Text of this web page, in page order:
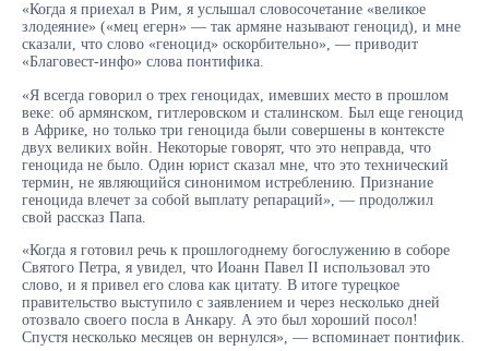
«Когда я приехал в Рим, я услышал словосочетание «великое
злодеяние» («мец егерн» — так армяне называют геноцид), и мне
сказали, что слово «геноцид» оскорбительно», — приводит
«Благовест-инфо» слова понтифика.
«Я всегда говорил о трех геноцидах, имевших место в прошлом
веке: об армянском, гитлеровском и сталинском. Был еще геноцид
в Африке, но только три геноцида были совершены в контексте
двух великих войн. Некоторые говорят, что это неправда, что
геноцида не было. Один юрист сказал мне, что это технический
термин, не являющийся синонимом истреблению. Признание
геноцида влечет за собой выплату репараций», — продолжил
свой рассказ Папа.
«Когда я готовил речь к прошлогоднему богослужению в соборе
Святого Петра, я увидел, что Иоанн Павел II использовал это
слово, и я привел его слова как цитату. В итоге турецкое
правительство выступило с заявлением и через несколько дней
отозвало своего посла в Анкару. А это был хороший посол!
Спустя несколько месяцев он вернулся», — вспоминает понтифик.